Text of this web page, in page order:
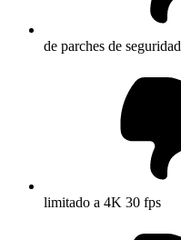
de parches de seguridad
limitado a 4K 30 fps